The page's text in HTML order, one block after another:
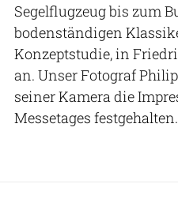
Segelflugzeug bis zum
bodenständigen
Konzeptstudie, in
an. Unser Fotograf
seiner Kamera die
Messetages festgehalten.